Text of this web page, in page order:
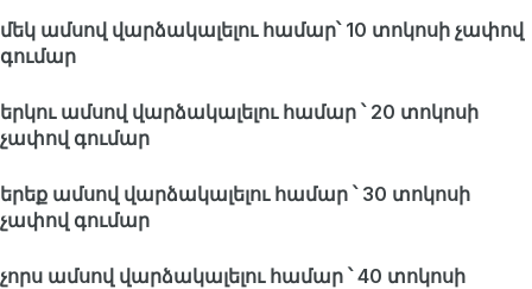
մեկ ամսով վարձակալելու համար՝ 10 տոկոսի չափով
գումար
երկու ամսով վարձակալելու համար ՝ 20 տոկոսի
չափով գումար
երեք ամսով վարձակալելու համար ՝ 30 տոկոսի
չափով գումար
չորս ամսով վարձակալելու համար ՝ 40 տոկոսի